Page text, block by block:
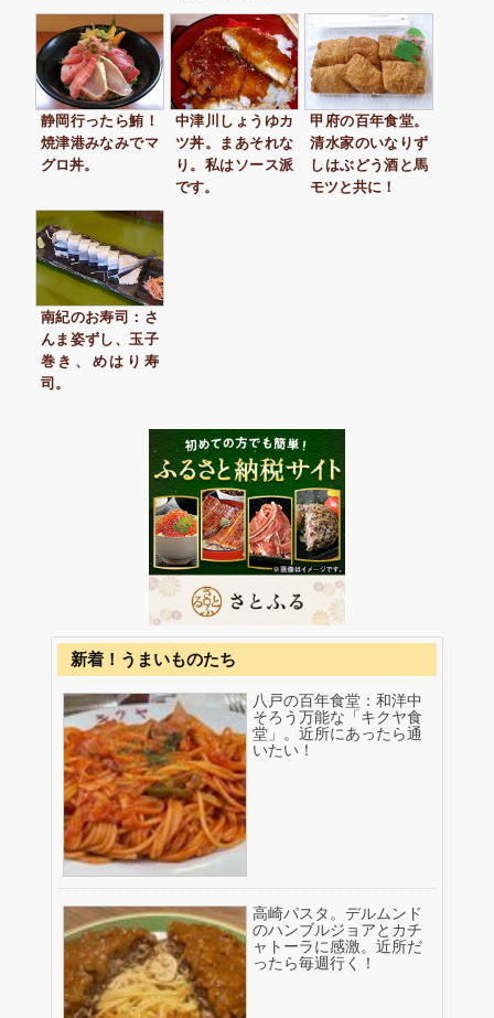
静岡行ったら鮪！
焼津港みなみでマ
グロ丼。
中津川しょうゆカ
ツ丼。まあそれな
り。私はソース派
です。
甲府の百年食堂。
清水家のいなりず
しはぶどう酒と馬
モツと共に！
南紀のお寿司：さ
んま姿ずし、玉子
巻き、めはり寿
司。
新着！うまいものたち
八戸の百年食堂：和洋中
そろう万能な「キクヤ食
堂」。近所にあったら通
いたい！
高崎パスタ。デルムンド
のハンブルジョアとカチ
ャトーラに感激。近所だ
ったら毎週行く！